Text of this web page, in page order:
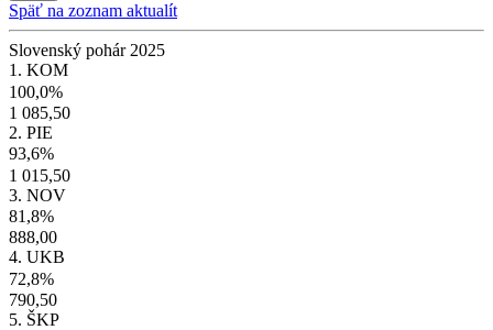
Späť na zoznam aktualít
Slovenský pohár 2025
1. KOM
100,0%
1 085,50
2. PIE
93,6%
1 015,50
3. NOV
81,8%
888,00
4. UKB
72,8%
790,50
5. ŠKP